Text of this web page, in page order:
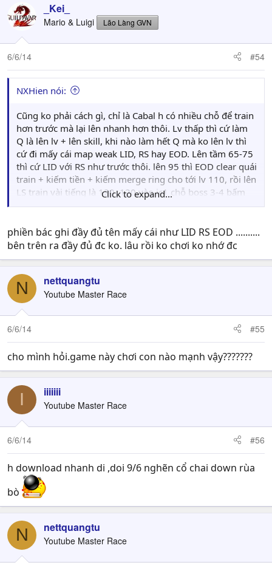
_Kei_
Mario & Luigi Lão Làng GVN
6/6/14 #54
NXHien nói:
Cũng ko phải cách gì, chỉ là Cabal h có nhiều chỗ để train
hơn trước mà lại lên nhanh hơn thôi. Lv thấp thì cứ làm
Q là lên lv + lên skill, khi nào làm hết Q mà ko lên lv thì
cứ đi mấy cái map weak LID, RS hay EOD. Lên tầm 65-75
thì cứ LID với RS như trước thôi. lên 95 thì EOD clear quái
train + kiếm tiền + kiếm merge ring cho tới lv 110, rồi lên
LS train vài tiếng là 120. 120 vào ic1 chỗ boss 3-4 bấm
lung tung cho quái ra mà train, hết time map thì lên 130
vòng 2-3 ngày. Với lại h Cabal cũng có bán Booster
+100% exp, 50% exp skill, nạp tiền cắn cái này thì lv lên
Click to expand...
phiền bác ghi đầy đủ tên mấy cái như LID RS EOD ..........
bên trên ra đầy đủ đc ko. lâu rồi ko chơi ko nhớ đc
N nettquangtu
Youtube Master Race
6/6/14 #55
cho mình hỏi.game này chơi con nào mạnh vậy???????
I iiiiiii
Youtube Master Race
6/6/14 #56
h download nhanh di ,doi 9/6 nghẽn cổ chai down rùa
bò
N nettquangtu
Youtube Master Race